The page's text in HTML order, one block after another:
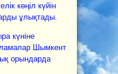
көңіл күйін
ұлықтады.
күніне
Шымкент
орындарда